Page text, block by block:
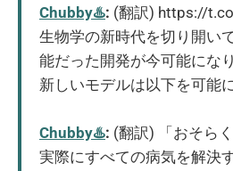
Chubby♨️: (翻訳) https://
生物学の新時代を切り開い
能だった開発が今可能にな
新しいモデルは以下を可能
Chubby♨️: (翻訳) 「おそら
実際にすべての病気を解決